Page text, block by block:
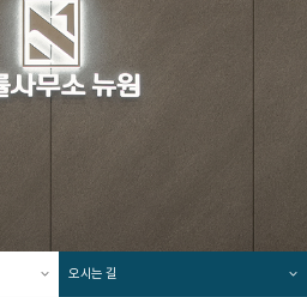
오시는 길